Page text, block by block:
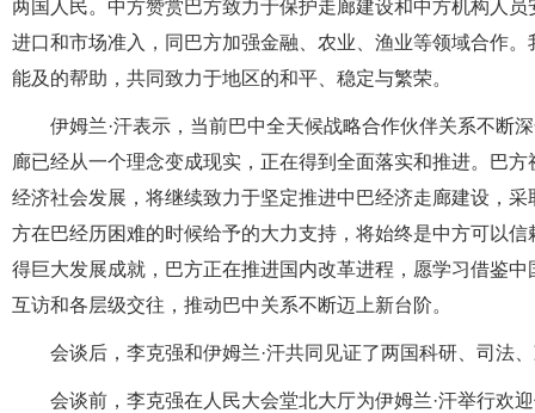
两国人民。中方赞赏巴方致力于保护走廊建设和中方机构人
进口和市场准入，同巴方加强金融、农业、渔业等领域合作
能及的帮助，共同致力于地区的和平、稳定与繁荣。
伊姆兰·汗表示，当前巴中全天候战略合作伙伴关系不断
廊已经从一个理念变成现实，正在得到全面落实和推进。巴
经济社会发展，将继续致力于坚定推进中巴经济走廊建设，
方在巴经历困难的时候给予的大力支持，将始终是中方可以
得巨大发展成就，巴方正在推进国内改革进程，愿学习借鉴
互访和各层级交往，推动巴中关系不断迈上新台阶。
会谈后，李克强和伊姆兰·汗共同见证了两国科研、司法
会谈前，李克强在人民大会堂北大厅为伊姆兰·汗举行欢